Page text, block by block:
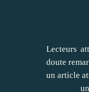
Lecteurs
doute
un article
un